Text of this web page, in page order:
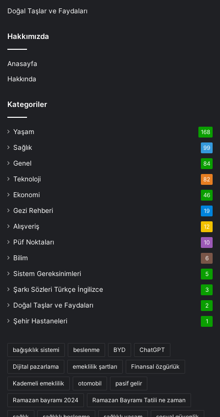
Doğal Taşlar ve Faydaları
Hakkımızda
Anasayfa
Hakkında
Kategoriler
Yaşam 168
Sağlık 99
Genel 84
Teknoloji 82
Ekonomi 46
Gezi Rehberi 19
Alışveriş 12
Püf Noktaları 10
Bilim 6
Sistem Gereksinimleri 5
Şarkı Sözleri Türkçe İngilizce 3
Doğal Taşlar ve Faydaları 2
Şehir Hastaneleri 1
bağışıklık sistemi beslenme BYD ChatGPT
Dijital pazarlama emeklilik şartları Finansal özgürlük
Kademeli emeklilik otomobil pasif gelir
Ramazan bayramı 2024 Ramazan Bayramı Tatili ne zaman